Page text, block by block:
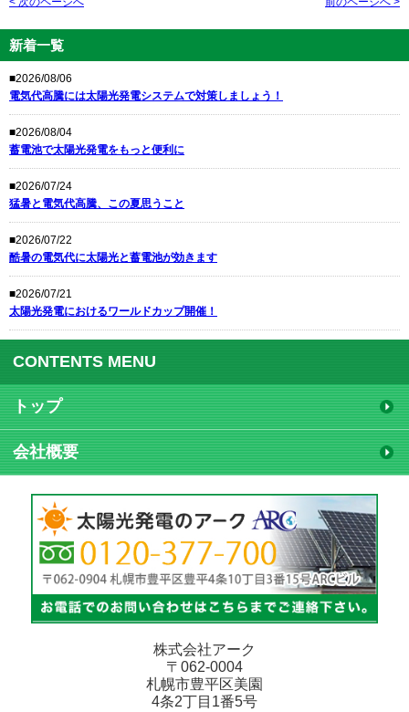
新着一覧
■2026/08/06
電気代高騰には太陽光発電システムで対策しましょう！
■2026/08/04
蓄電池で太陽光発電をもっと便利に
■2026/07/24
猛暑と電気代高騰、この夏思うこと
■2026/07/22
酷暑の電気代に太陽光と蓄電池が効きます
■2026/07/21
太陽光発電におけるワールドカップ開催！
CONTENTS MENU
トップ
会社概要
株式会社アーク
〒062-0004
札幌市豊平区美園
4条2丁目1番5号